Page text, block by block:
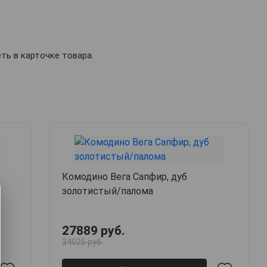
в карточке товара.
Комодино Вега Сапфир, дуб
золотистый/палома
27889 руб.
34025 руб.